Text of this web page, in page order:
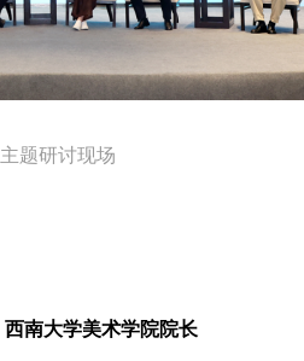
主题研讨现场
西南大学美术学院院长